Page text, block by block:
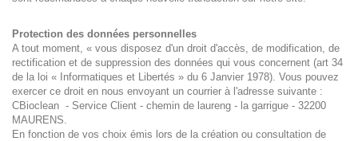
Protection des données personnelles
A tout moment, « vous disposez d'un droit d'accès, de modification, de
rectification et de suppression des données qui vous concernent (art 34
de la loi « Informatiques et Libertés » du 6 Janvier 1978). Vous pouvez
exercer ce droit en nous envoyant un courrier à l'adresse suivante :
CBioclean - Service Client - chemin de laureng - la garrigue - 32200
MAURENS.
En fonction de vos choix émis lors de la création ou consultation de